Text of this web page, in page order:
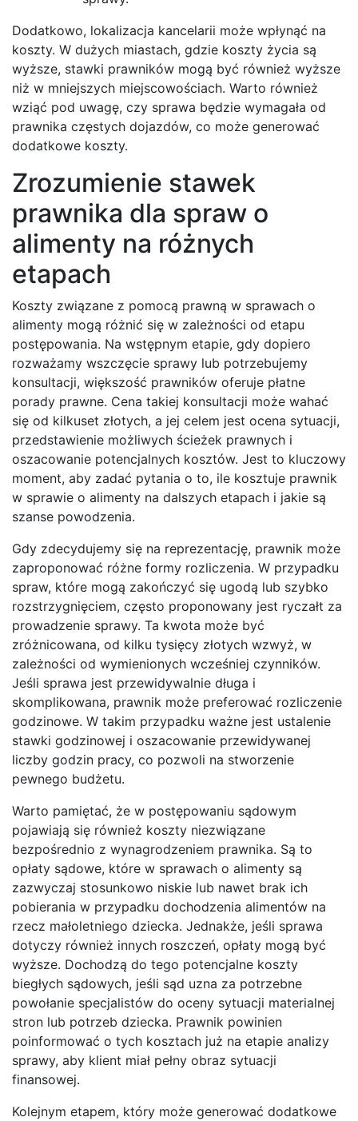
Dodatkowo, lokalizacja kancelarii może wpłynąć na
koszty. W dużych miastach, gdzie koszty życia są
wyższe, stawki prawników mogą być również wyższe
niż w mniejszych miejscowościach. Warto również
wziąć pod uwagę, czy sprawa będzie wymagała od
prawnika częstych dojazdów, co może generować
dodatkowe koszty.
Zrozumienie stawek
prawnika dla spraw o
alimenty na różnych
etapach
Koszty związane z pomocą prawną w sprawach o
alimenty mogą różnić się w zależności od etapu
postępowania. Na wstępnym etapie, gdy dopiero
rozważamy wszczęcie sprawy lub potrzebujemy
konsultacji, większość prawników oferuje płatne
porady prawne. Cena takiej konsultacji może wahać
się od kilkuset złotych, a jej celem jest ocena sytuacji,
przedstawienie możliwych ścieżek prawnych i
oszacowanie potencjalnych kosztów. Jest to kluczowy
moment, aby zadać pytania o to, ile kosztuje prawnik
w sprawie o alimenty na dalszych etapach i jakie są
szanse powodzenia.
Gdy zdecydujemy się na reprezentację, prawnik może
zaproponować różne formy rozliczenia. W przypadku
spraw, które mogą zakończyć się ugodą lub szybko
rozstrzygnięciem, często proponowany jest ryczałt za
prowadzenie sprawy. Ta kwota może być
zróżnicowana, od kilku tysięcy złotych wzwyż, w
zależności od wymienionych wcześniej czynników.
Jeśli sprawa jest przewidywalnie długa i
skomplikowana, prawnik może preferować rozliczenie
godzinowe. W takim przypadku ważne jest ustalenie
stawki godzinowej i oszacowanie przewidywanej
liczby godzin pracy, co pozwoli na stworzenie
pewnego budżetu.
Warto pamiętać, że w postępowaniu sądowym
pojawiają się również koszty niezwiązane
bezpośrednio z wynagrodzeniem prawnika. Są to
opłaty sądowe, które w sprawach o alimenty są
zazwyczaj stosunkowo niskie lub nawet brak ich
pobierania w przypadku dochodzenia alimentów na
rzecz małoletniego dziecka. Jednakże, jeśli sprawa
dotyczy również innych roszczeń, opłaty mogą być
wyższe. Dochodzą do tego potencjalne koszty
biegłych sądowych, jeśli sąd uzna za potrzebne
powołanie specjalistów do oceny sytuacji materialnej
stron lub potrzeb dziecka. Prawnik powinien
poinformować o tych kosztach już na etapie analizy
sprawy, aby klient miał pełny obraz sytuacji
finansowej.
Kolejnym etapem, który może generować dodatkowe